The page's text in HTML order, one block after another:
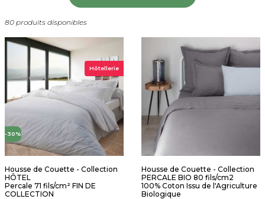
80 produits disponibles
-30%
Hôtellerie
Housse de Couette - Collection
HÔTEL
Percale 71 fils/cm² FIN DE
COLLECTION
Housse de Couette - Collection
PERCALE BIO 80 fils/cm2
100% Coton Issu de l'Agriculture
Biologique